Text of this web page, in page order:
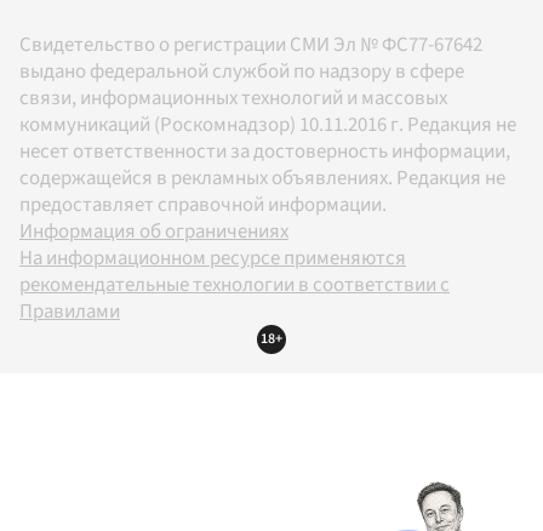
Свидетельство о регистрации СМИ Эл № ФС77-67642
выдано федеральной службой по надзору в сфере
связи, информационных технологий и массовых
коммуникаций (Роскомнадзор) 10.11.2016 г. Редакция не
несет ответственности за достоверность информации,
содержащейся в рекламных объявлениях. Редакция не
предоставляет справочной информации.
Информация об ограничениях
На информационном ресурсе применяются
рекомендательные технологии в соответствии с
Правилами
18+